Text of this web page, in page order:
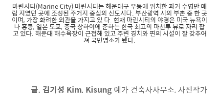
마린시티(Marine City) 마린시티는 해운대구 우동에 위치한 과거 수영만 매
립 지였던 곳에 조성된 주거지 중심의 신도시다. 부산광역 시의 부촌 중 한 곳
이며, 가장 화려한 외관을 가지고 있 다. 현재 마린시티의 야경은 미국 뉴욕이
나 홍콩, 일본 도쿄, 중국 상하이에 준하는 한국 최고의 마천루 뷰로 자리 잡
고 있다. 해운대 해수욕장이 근접해 있고 주변 경치와 편의 시설이 잘 갖추어
져 국민명소가 됐다.
글. 김기성 Kim, Kisung 예가 건축사사무소, 사진작가